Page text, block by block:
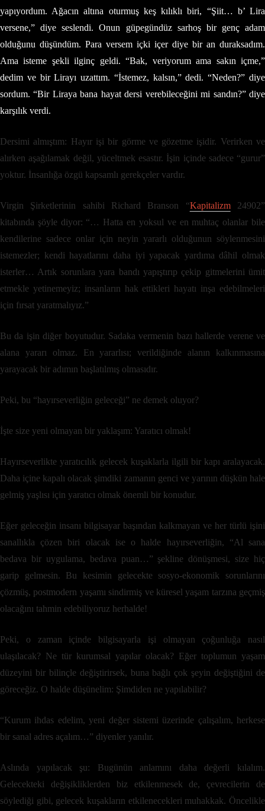
yapıyordum. Ağacın altına oturmuş keş kılıklı biri, “Şiit… b’ Lira
versene,” diye seslendi. Onun güpegündüz sarhoş bir genç adam
olduğunu düşündüm. Para versem içki içer diye bir an duraksadım.
Ama isteme şekli ilginç geldi. “Bak, veriyorum ama sakın içme,”
dedim ve bir Lirayı uzattım. “İstemez, kalsın,” dedi. “Neden?” diye
sordum. “Bir Liraya bana hayat dersi verebileceğini mi sandın?” diye
karşılık verdi.
Dersimi almıştım: Hayır işi bir görme ve gözetme işidir. Verirken ve
alırken aşağılamak değil, yüceltmek esastır. İşin içinde sadece “gurur”
yoktur. İnsanlığa özgü kapsamlı gerekçeler vardır.
Virgin Şirketlerinin sahibi Richard Branson “Kapitalizm24902”
kitabında şöyle diyor: “… Hatta en yoksul ve en muhtaç olanlar bile
kendilerine sadece onlar için neyin yararlı olduğunun söylenmesini
istemezler; kendi hayatlarını daha iyi yapacak yardıma dâhil olmak
isterler… Artık sorunlara yara bandı yapıştırıp çekip gitmelerini ümit
etmekle yetinemeyiz; insanların hak ettikleri hayatı inşa edebilmeleri
için fırsat yaratmalıyız.”
Bu da işin diğer boyutudur. Sadaka vermenin bazı hallerde verene ve
alana yararı olmaz. En yararlısı; verildiğinde alanın kalkınmasına
yarayacak bir adımın başlatılmış olmasıdır.
Peki, bu “hayırseverliğin geleceği” ne demek oluyor?
İşte size yeni olmayan bir yaklaşım: Yaratıcı olmak!
Hayırseverlikte yaratıcılık gelecek kuşaklarla ilgili bir kapı aralayacak.
Daha içine kapalı olacak şimdiki zamanın genci ve yarının düşkün hale
gelmiş yaşlısı için yaratıcı olmak önemli bir konudur.
Eğer geleceğin insanı bilgisayar başından kalkmayan ve her türlü işini
sanallıkla çözen biri olacak ise o halde hayırseverliğin, “Al sana
bedava bir uygulama, bedava puan…” şekline dönüşmesi, size hiç
garip gelmesin. Bu kesimin gelecekte sosyo-ekonomik sorunlarını
çözmüş, postmodern yaşamı sindirmiş ve küresel yaşam tarzına geçmiş
olacağını tahmin edebiliyoruz herhalde!
Peki, o zaman içinde bilgisayarla işi olmayan çoğunluğa nasıl
ulaşılacak? Ne tür kurumsal yapılar olacak? Eğer toplumun yaşam
düzeyini bir bilinçle değiştirirsek, buna bağlı çok şeyin değiştiğini de
göreceğiz. O halde düşünelim: Şimdiden ne yapılabilir?
“Kurum ihdas edelim, yeni değer sistemi üzerinde çalışalım, herkese
bir sanal adres açalım…” diyenler yanılır.
Aslında yapılacak şu: Bugünün anlamını daha değerli kılalım.
Gelecekteki değişikliklerden biz etkilenmesek de, çevrecilerin de
söylediği gibi, gelecek kuşakların etkilenecekleri muhakkak. Öncelikle